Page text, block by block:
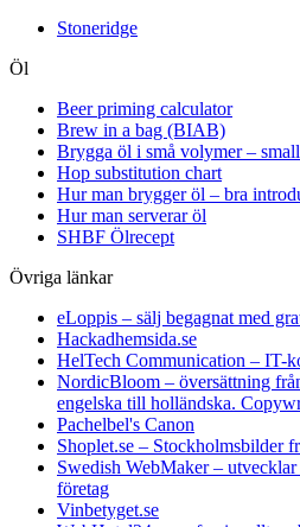
Stoneridge
Öl
Beer priming calculator
Brew in a bag (BIAB)
Brygga öl i små volymer –
Hop substitution chart
Hur man brygger öl – bra
Hur man serverar öl
SHBF Ölrecept
Övriga länkar
eLoppis – sälj begagnat med
Hackadhemsida.se
HelTech Communication – IT-
NordicBloom – översättning
engelska till holländska.
Pachelbel's Canon
Shoplet.se – Stockholmsbilder
Swedish WebMaker –
företag
Vinbetyget.se